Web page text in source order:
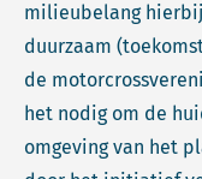
milieubelang
duurzaam
de
het nodig om de
omgeving van het